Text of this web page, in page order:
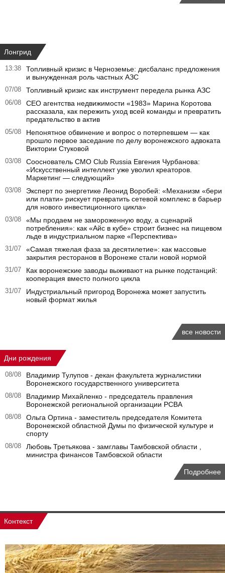
Лонгрид
13:38
Топливный кризис в Черноземье: дисбаланс предложения
и вынужденная роль частных АЗС
07/08 Топливный кризис как инструмент передела рынка АЗС
06/08
CEO агентства недвижимости «1983» Марина Коротова
рассказала, как пережить уход всей команды и превратить
предательство в актив
05/08
Непонятное обвинение и вопрос о потерпевшем — как
прошло первое заседание по делу воронежского адвоката
Виктории Стуковой
03/08
Сооснователь CMO Club Russia Евгения Чурбанова:
«Искусственный интеллект уже уволил креаторов.
Маркетинг — следующий»
03/08
Эксперт по энергетике Леонид Воробей: «Механизм «бери
или плати» рискует превратить сетевой комплекс в барьер
для нового инвестиционного цикла»
03/08
«Мы продаем не замороженную воду, а сценарий
потребления»: как «Айс в кубе» строит бизнес на пищевом
льде в индустриальном парке «Перспектива»
31/07
«Самая тяжелая фаза за десятилетие»: как массовые
закрытия ресторанов в Воронеже стали новой нормой
31/07
Как воронежские заводы выживают на рынке подстанций:
кооперация вместо полного цикла
31/07
Индустриальный пригород Воронежа может запустить
новый формат жилья
все новости
Дни рождения
08/08
Владимир Тулупов - декан факультета журналистики
Воронежского государственного университета
08/08
Владимир Михайленко - председатель правления
Воронежской региональной организации РСВА
08/08
Ольга Ортина - заместитель председателя Комитета
Воронежской областной Думы по физической культуре и
спорту
08/08
Любовь Третьякова - замглавы Тамбовской области ,
министра финансов Тамбовской области
Подробнее
Контекст